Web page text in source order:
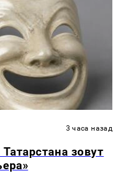
3 часа назад
зовут